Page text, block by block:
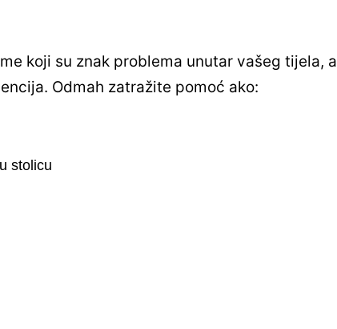
koji su znak problema unutar vašeg tijela, a
Odmah zatražite pomoć ako:
stolicu